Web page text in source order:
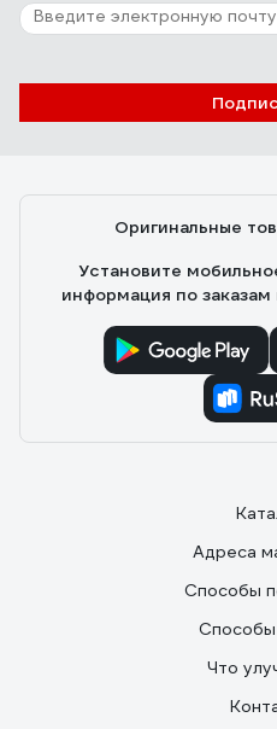
Оригинальные
Установите
информация по
Адреса
Способы
Что